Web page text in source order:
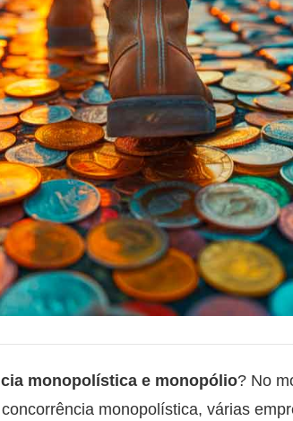
monopolística e monopólio? No
monopolística, várias